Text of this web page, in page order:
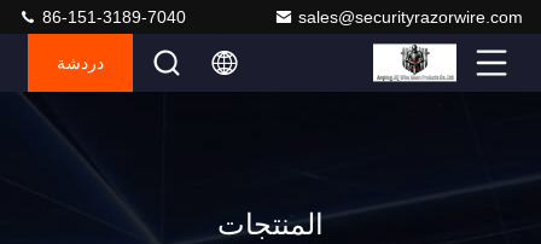
sales@securityrazorwire.com
86-151-3189-7040
دردشة
المنتجات